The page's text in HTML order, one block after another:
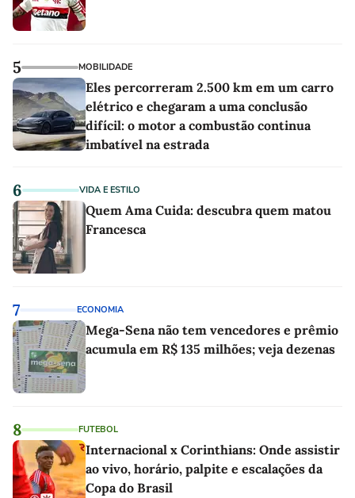
5 MOBILIDADE
Eles percorreram 2.500 km em um carro
elétrico e chegaram a uma conclusão
difícil: o motor a combustão continua
imbatível na estrada
6 VIDA E ESTILO
Quem Ama Cuida: descubra quem matou
Francesca
7 ECONOMIA
Mega-Sena não tem vencedores e prêmio
acumula em R$ 135 milhões; veja dezenas
8 FUTEBOL
Internacional x Corinthians: Onde assistir
ao vivo, horário, palpite e escalações da
Copa do Brasil